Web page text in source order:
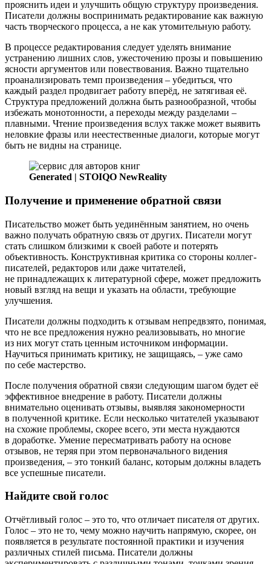
прояснить идеи и улучшить общую структуру произведения.
Писатели должны воспринимать редактирование как важную
часть творческого процесса, а не как утомительную работу.
В процессе редактирования следует уделять внимание
устранению лишних слов, ужесточению прозы и повышению
ясности аргументов или повествования. Важно тщательно
проанализировать темп произведения – убедиться, что
каждый раздел продвигает работу вперёд, не затягивая её.
Структура предложений должна быть разнообразной, чтобы
избежать монотонности, а переходы между разделами –
плавными. Чтение произведения вслух также может выявить
неловкие фразы или неестественные диалоги, которые могут
быть не видны на странице.
Generated | STOIQO NewReality
Получение и применение обратной связи
Писательство может быть уединённым занятием, но очень
важно получать обратную связь от других. Писатели могут
стать слишком близкими к своей работе и потерять
объективность. Конструктивная критика со стороны коллег-
писателей, редакторов или даже читателей,
не принадлежащих к литературной сфере, может предложить
новый взгляд на вещи и указать на области, требующие
улучшения.
Писатели должны подходить к отзывам непредвзято, понимая,
что не все предложения нужно реализовывать, но многие
из них могут стать ценным источником информации.
Научиться принимать критику, не защищаясь, – уже само
по себе мастерство.
После получения обратной связи следующим шагом будет её
эффективное внедрение в работу. Писатели должны
внимательно оценивать отзывы, выявляя закономерности
в полученной критике. Если несколько читателей указывают
на схожие проблемы, скорее всего, эти места нуждаются
в доработке. Умение пересматривать работу на основе
отзывов, не теряя при этом первоначального видения
произведения, – это тонкий баланс, которым должны владеть
все успешные писатели.
Найдите свой голос
Отчётливый голос – это то, что отличает писателя от других.
Голос – это не то, чему можно научить напрямую, скорее, он
появляется в результате постоянной практики и изучения
различных стилей письма. Писатели должны